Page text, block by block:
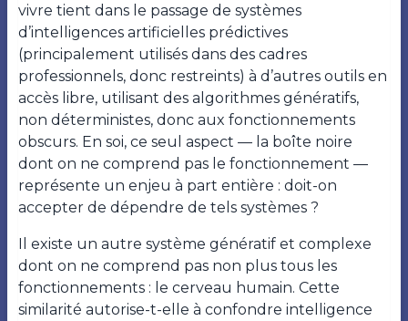
vivre tient dans le passage de systèmes
d’intelligences artificielles prédictives
(principalement utilisés dans des cadres
professionnels, donc restreints) à d’autres outils en
accès libre, utilisant des algorithmes génératifs,
non déterministes, donc aux fonctionnements
obscurs. En soi, ce seul aspect — la boîte noire
dont on ne comprend pas le fonctionnement —
représente un enjeu à part entière : doit-on
accepter de dépendre de tels systèmes ?
Il existe un autre système génératif et complexe
dont on ne comprend pas non plus tous les
fonctionnements : le cerveau humain. Cette
similarité autorise-t-elle à confondre intelligence